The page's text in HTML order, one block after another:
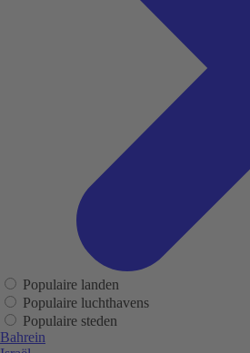
Populaire landen
Populaire luchthavens
Populaire steden
Bahrein